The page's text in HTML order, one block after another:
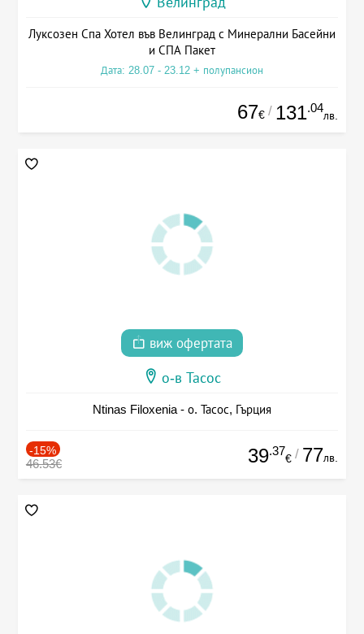
Луксозен Спа Хотел във Велинград с Минерални Басейни
и СПА Пакет
Дата: 28.07 - 23.12 + полупансион
67€ / 131.04
лв.
виж офертата
о-в Тасос
Ntinas Filoxenia - о. Тасос, Гърция
-15%
46.53€ 39.37
€ / 77лв.